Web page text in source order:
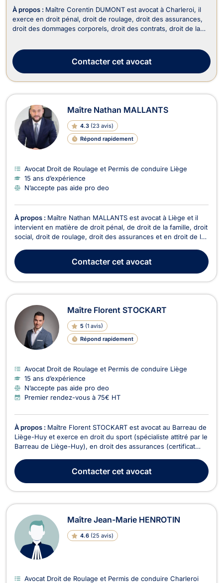
À propos : Maître Corentin DUMONT est avocat à Charleroi, il
exerce en droit pénal, droit de roulage, droit des assurances,
droit des dommages corporels, droit des contrats, droit de la
procès ou alors...
Contactercet avocat
Maître Nathan MALLANTS
4.3 (23 avis)
Répond rapidement
Avocat Droit de Roulage et Permis de conduire Liège
15 ans d’expérience
N’accepte pas aide pro deo
À propos : Maître Nathan MALLANTS est avocat à Liège et il
intervient en matière de droit pénal, de droit de la famille, droit
social, droit de roulage, droit des assurances et en droit de la
défense et représentation en droit pénal, que vous soyez
auteur, prévenu ou victime et...
Contactercet avocat
Maître Florent STOCKART
5 (1 avis)
Répond rapidement
Avocat Droit de Roulage et Permis de conduire Liège
15 ans d’expérience
N’accepte pas aide pro deo
Premier rendez-vous à 75€ HT
À propos : Maître Florent STOCKART est avocat au Barreau de
Liège-Huy et exerce en droit du sport (spécialiste attitré par le
Barreau de Liège-Huy), en droit des assurances (certificat
(contractuelle et délictuelle), droit de la construction, droit du
dommage corporel (indemnisatio...
Contactercet avocat
Maître Jean-Marie HENROTIN
4.6 (25 avis)
Avocat Droit de Roulage et Permis de conduire Charleroi